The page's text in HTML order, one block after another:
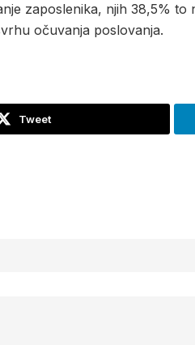
zaposlenika, njih 38,5%
očuvanja poslovanja.
Tweet